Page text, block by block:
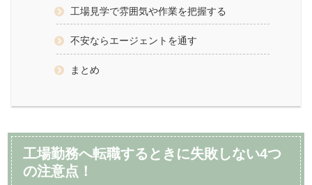
工場見学で雰囲気や作業を把握する
不安ならエージェントを通す
まとめ
工場勤務へ転職するときに失敗しない4つ
の注意点！